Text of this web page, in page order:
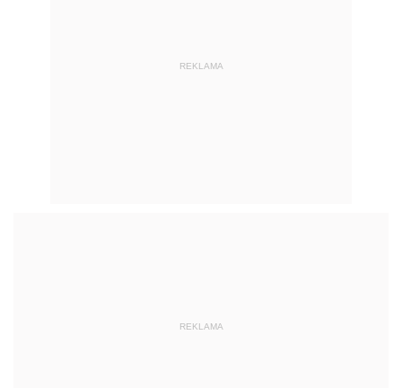
REKLAMA
REKLAMA